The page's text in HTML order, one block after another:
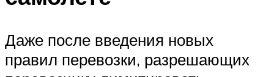
Даже после введения новых
правил перевозки, разрешающих